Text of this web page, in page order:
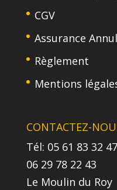
CGV
Assurance
Règlement
Mentions
CONTACTEZ-
Tél: 05 61 83 32 47
06 29 78 22 43
Le Moulin du Roy